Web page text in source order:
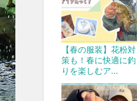
【春の服装】花粉対
策も！春に快適に釣
りを楽しむア…